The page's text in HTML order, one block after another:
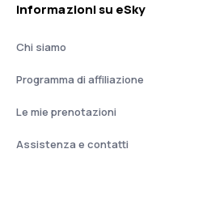
Informazioni su eSky
Chi siamo
Programma di affiliazione
Le mie prenotazioni
Assistenza e contatti